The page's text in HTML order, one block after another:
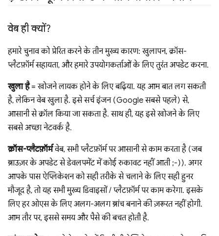
वेब ही क्यों?
हमारे चुनाव को प्रेरित करने के तीन मुख्य कारण: खुलापन, क्रॉस-
प्लैटफ़ॉर्म सहायता, और हमारे उपयोगकर्ताओं के लिए तुरंत अपडेट करना.
खुला है= खोजने लायक होने के लिए बढ़िया. यह आम बात लग सकती
है, लेकिन वेब खुला है. इसे सर्च इंजन (Google सबसे पहले) से,
आसानी से क्रॉल किया जा सकता है. साथ ही, यह इसे खोजने के लिए
सबसे अच्छा नेटवर्क है.
क्रॉस-प्लैटफ़ॉर्मवेब, सभी प्लैटफ़ॉर्म पर आसानी से काम करता है (जब
ब्राउज़र के अपडेट से डेवलपमेंट में कोई रुकावट नहीं आती ;-)). अगर
आपके पास ऐप्लिकेशन को सही तरीके से चलाने के लिए सही हुनर
मौजूद है, तो यह सभी मुख्य डिवाइसों / प्लैटफ़ॉर्म पर काम करेगा. इसके
लिए हर ओएस के लिए अलग-अलग ब्रांच बनाने की ज़रूरत नहीं होगी.
आम तौर पर, इससे समय और पैसे की बचत होती है.